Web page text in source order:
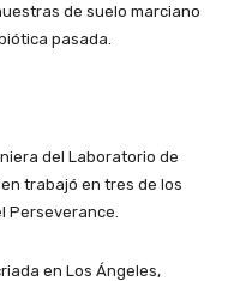
de suelo marciano
pasada.
del Laboratorio de
trabajó en tres de los
Perseverance.
en Los Ángeles,